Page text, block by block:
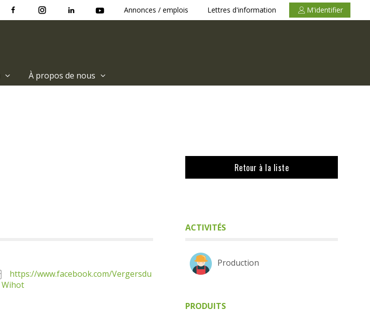
Annonces / emplois Lettres d'information M'identifier
À propos de nous
https://www.facebook.com/Vergersdu
Wihot
Retour à la liste
ACTIVITÉS
Production
PRODUITS